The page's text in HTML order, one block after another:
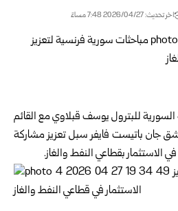
اخر تحديث: 2026/04/27 7:48 مساءً
للبترول يوسف قبلاوي مع القائم
جان باتيست فايفر سبل تعزيز مشاركة
الاستثمار بقطاعي النفط والغاز.